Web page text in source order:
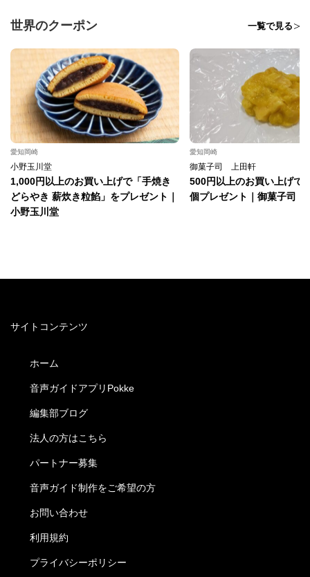
世界のクーポン 一覧で見る
愛知岡崎
小野玉川堂
1,000円以上のお買い上げで「手焼き
どらやき 薪炊き粒餡」をプレゼント｜
小野玉川堂
愛知岡崎
御菓子司 上田軒
500円以上のお買い上げで
個プレゼント｜御菓子司
サイトコンテンツ
ホーム
音声ガイドアプリPokke
編集部ブログ
法人の方はこちら
パートナー募集
音声ガイド制作をご希望の方
お問い合わせ
利用規約
プライバシーポリシー